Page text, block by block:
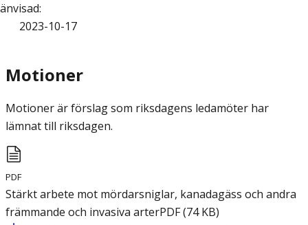
:
2023-10-17
Motioner
Motioner är förslag som riksdagens ledamöter har
lämnat till riksdagen.
PDF
Stärkt arbete mot mördarsniglar, kanadagäss och andra
främmande och invasiva arterPDF(74 KB)